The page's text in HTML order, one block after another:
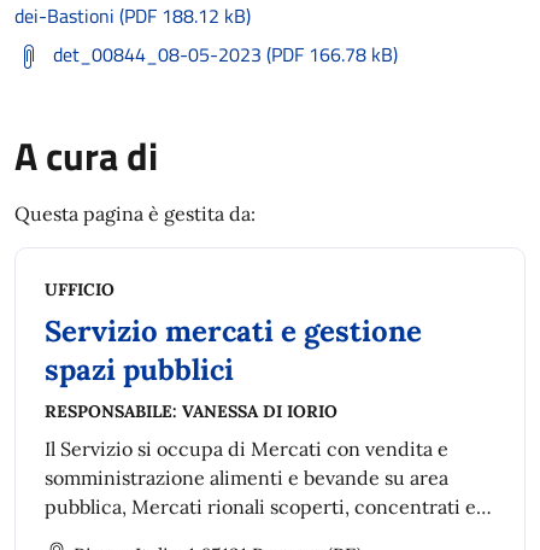
dei-Bastioni (PDF 188.12 kB)
det_00844_08-05-2023 (PDF 166.78 kB)
A cura di
Questa pagina è gestita da:
UFFICIO
Servizio mercati e gestione
spazi pubblici
RESPONSABILE: VANESSA DI IORIO
Il Servizio si occupa di Mercati con vendita e
somministrazione alimenti e bevande su area
pubblica, Mercati rionali scoperti, concentrati e
diffusi, Mercato Ittico, Bandi e avvisi pubblici per